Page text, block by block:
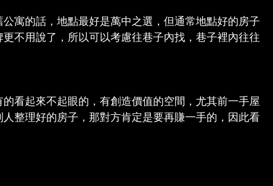
寓的話，地點最好是萬中之選，但通常地點好的房子
不用說了，所以可以考慮往巷子內找，巷子裡內往往
看起來不起眼的，有創造價值的空間，尤其前一手屋
整理好的房子，那對方肯定是要再賺一手的，因此看